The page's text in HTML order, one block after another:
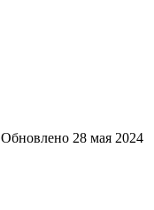
Обновлено 28 мая 2024